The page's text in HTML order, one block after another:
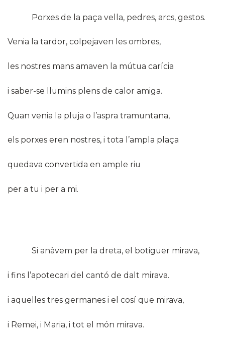
Porxes de la paça vella, pedres, arcs, gestos.
Venia la tardor, colpejaven les ombres,
les nostres mans amaven la mútua carícia
i saber-se llumins plens de calor amiga.
Quan venia la pluja o l’aspra tramuntana,
els porxes eren nostres, i tota l’ampla plaça
quedava convertida en ample riu
per a tu i per a mi.
Si anàvem per la dreta, el botiguer mirava,
i fins l’apotecari del cantó de dalt mirava.
i aquelles tres germanes i el cosí que mirava,
i Remei, i Maria, i tot el món mirava.